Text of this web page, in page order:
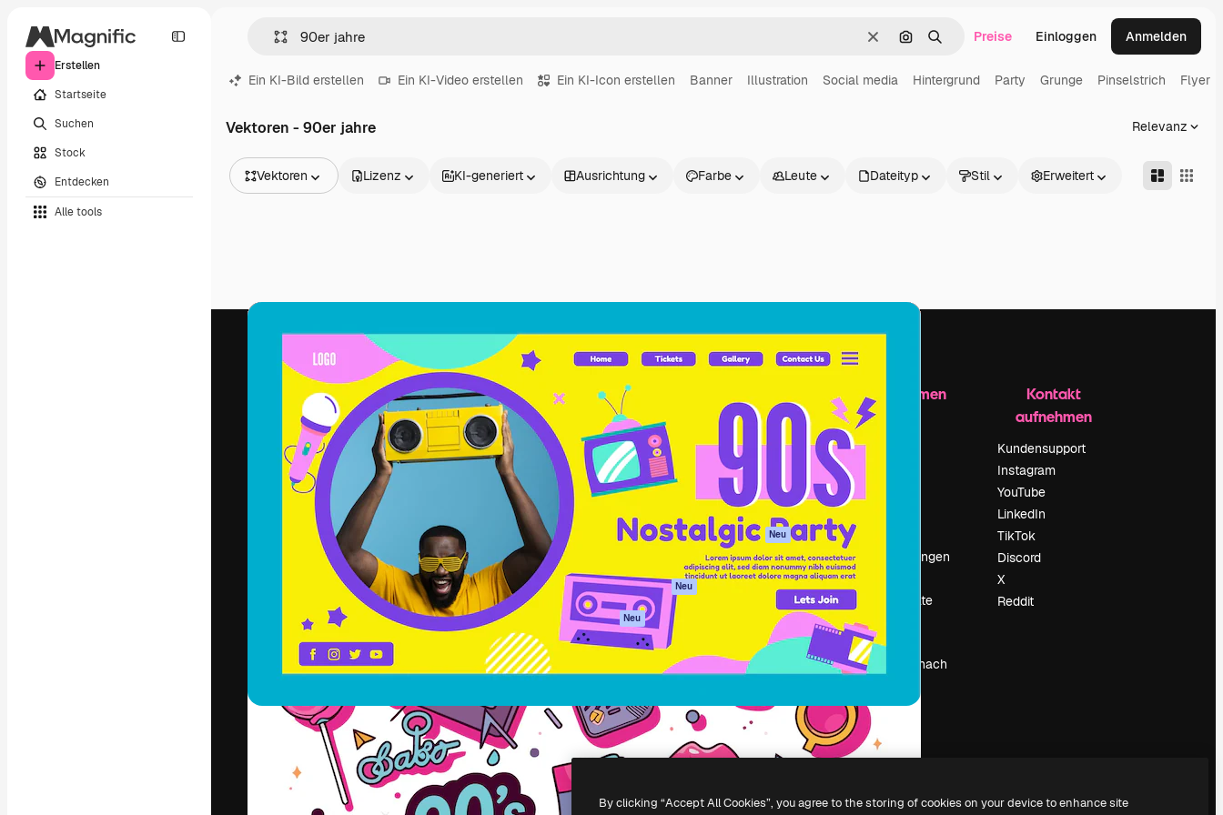
Erstellen
Startseite
Suchen
Stock
Entdecken
Alle tools
LöschenNach Bild suchen
SuchenPreise Einloggen Anmelden
Ein KI-Bild erstellen Ein KI-Video erstellen Ein KI-Icon erstellen Banner Illustration Social media Hintergrund Party Grunge Pinselstrich Flyer
Vektoren - 90er jahre Relevanz
Vektoren
Videos
Motion Graphics
Videovorlagen
Schriftarten
Lizenz KI-generiert Ausrichtung Farbe Leute Dateityp Stil Erweitert
Die kreative Plattform, um deine beste
Arbeit zu verwirklichen. Mehr als 1 Million
Abonnenten unter Kreativen, Unternehmen,
Agenturen und Studios.
Deutsch
Produkte
Spaces
KI-Assistent
KI-Bildgenerator
KI-Videogenerator
KI-
Stimmengenerator
MCP für
Claude/ChatGPT
Neu
Agenten Neu
API
Academy
Dokumentation
Support
AGB
Datenschutzerklärung
Originale
Neu
Cookie-Richtlinie
Vertrauenszentrum
Unternehmen
Unternehmen
Preise
Über uns
Blog
Veranstaltungen
Slidesgo
Deine Inhalte
verkaufen
Pressesaal
Suchst du nach
Kontakt
aufnehmen
Kundensupport
Instagram
YouTube
LinkedIn
TikTok
Discord
X
Reddit
Copyright © 2010-2026Freepik Company S.L.U. Alle Rechte vorbehalten
By clicking “Accept All Cookies”, you agree to the storing of cookies on your device to enhance site